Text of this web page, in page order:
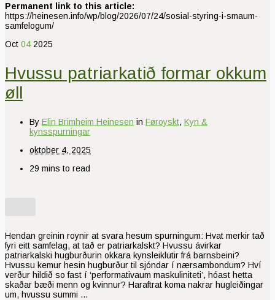
Permanent link to this article:
https://heinesen.info/wp/blog/2026/07/24/sosial-styring-i-smaum-
samfelogum/
Oct 04 2025
Hvussu patriarkatið formar okkum
øll
By Elin Brimheim Heinesen in Føroyskt, Kyn &
kynsspurningar
oktober 4, 2025
29 mins to read
Hendan greinin roynir at svara hesum spurningum: Hvat merkir tað
fyri eitt samfelag, at tað er patriarkalskt? Hvussu ávirkar
patriarkalski hugburðurin okkara kynsleiklutir frá barnsbeini?
Hvussu kemur hesin hugburður til sjóndar í nærsambondum? Hví
verður hildið so fast í ‘performativaum maskuliniteti’, hóast hetta
skaðar bæði menn og kvinnur? Haraftrat koma nakrar hugleiðingar
um, hvussu summi …